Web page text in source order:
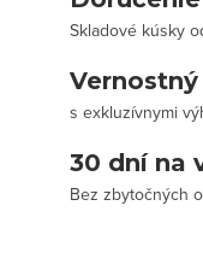
Skladové kúsky
s exkluzívnymi
30 dní na
Bez zbytočných